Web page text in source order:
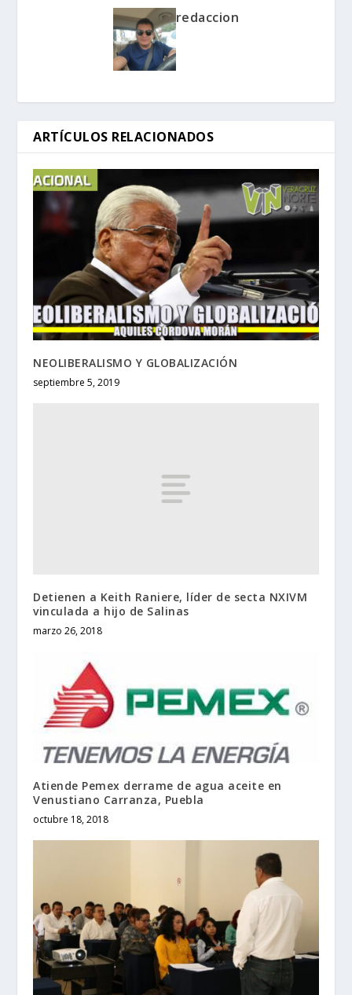
redaccion
ARTÍCULOS RELACIONADOS
NEOLIBERALISMO Y GLOBALIZACIÓN
septiembre 5, 2019
Detienen a Keith Raniere, líder de secta NXIVM
vinculada a hijo de Salinas
marzo 26, 2018
Atiende Pemex derrame de agua aceite en
Venustiano Carranza, Puebla
octubre 18, 2018